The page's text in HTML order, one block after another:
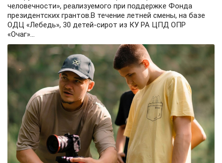
человечности», реализуемого при поддержке Фонда
президентских грантов.В течение летней смены, на базе
ОДЦ «Лебедь», 30 детей-сирот из КУ РА ЦПД ОПР
«Очаг»...